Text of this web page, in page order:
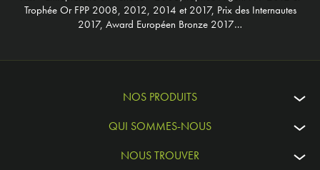
Trophée Or FPP 2008, 2012, 2014 et 2017, Prix des Internautes
2017, Award Européen Bronze 2017…
NOS PRODUITS
QUI SOMMES-NOUS
NOUS TROUVER